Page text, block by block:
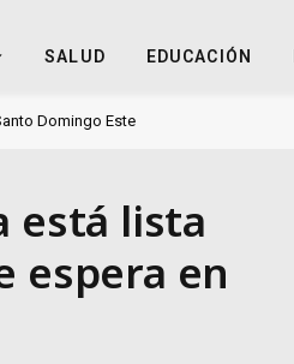
SALUD EDUCACIÓN
Domingo Este
está lista
espera en